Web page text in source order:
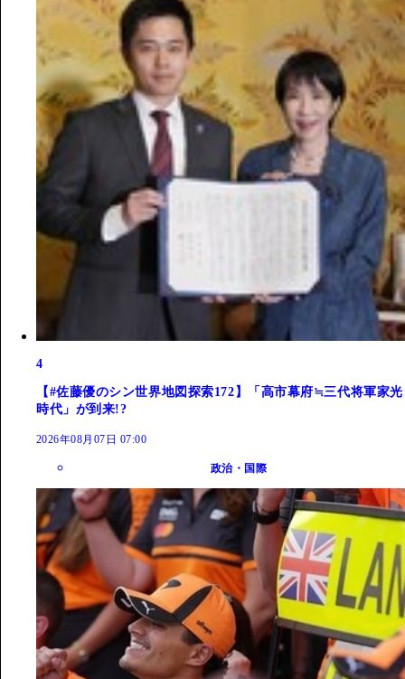
4
【#佐藤優のシン世界地図探索172】「高市幕府≒三代将軍家光
時代」が到来!?
2026年08月07日 07:00
政治・国際